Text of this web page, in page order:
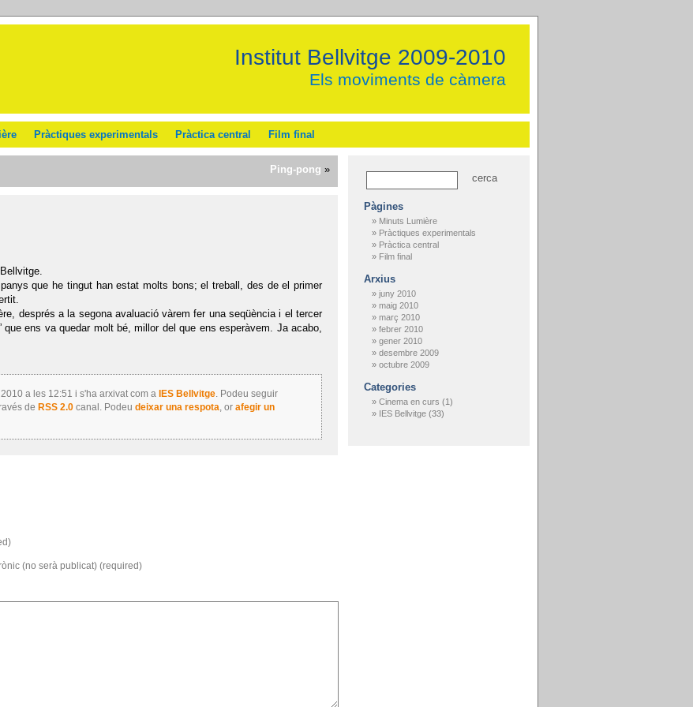
Institut Bellvitge 2009-2010
Els moviments de càmera
Pràctiques experimentals Pràctica central Film final
Ping-pong »
que he tingut han estat molts bons; el treball, des de el primer
després a la segona avaluació vàrem fer una seqüència i el tercer
que ens va quedar molt bé, millor del que ens esperàvem. Ja acabo,
a les 12:51 i s'ha arxivat com a IES Bellvitge . Podeu seguir
de RSS 2.0 canal. Podeu deixar una respota , or afegir un
(no serà publicat) (required)
Pàgines
Minuts Lumière
Pràctiques experimentals
Pràctica central
Film final
Arxius
juny 2010
maig 2010
març 2010
febrer 2010
gener 2010
desembre 2009
octubre 2009
Categories
Cinema en curs (1)
IES Bellvitge (33)